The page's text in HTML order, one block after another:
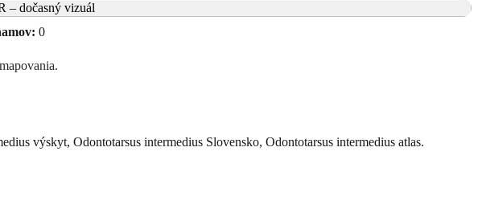
0
výskyt, Odontotarsus intermedius Slovensko, Odontotarsus intermedius atlas.